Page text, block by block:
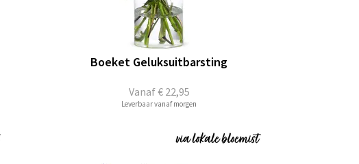
Vanaf€ 22,95
Boeket Geluksuitbarsting
Leverbaar vanaf morgen